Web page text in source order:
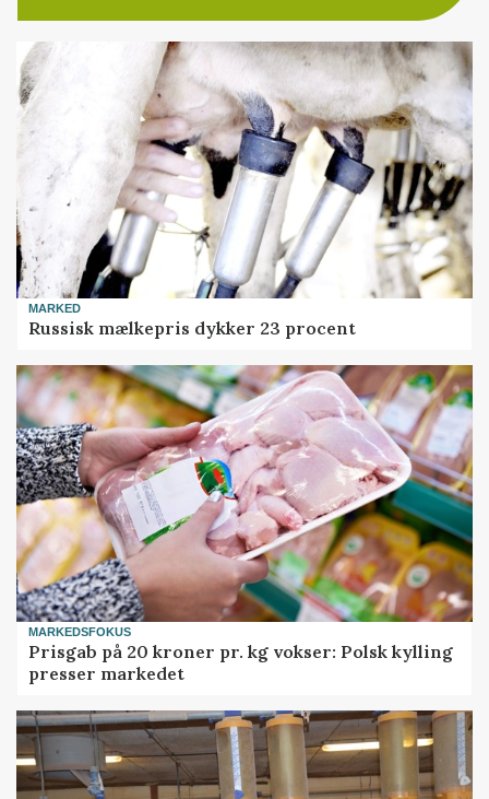
MARKED
Russisk mælkepris dykker 23 procent
MARKEDSFOKUS
Prisgab på 20 kroner pr. kg vokser: Polsk kylling
presser markedet